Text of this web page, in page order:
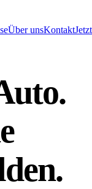
Über unsKontakt